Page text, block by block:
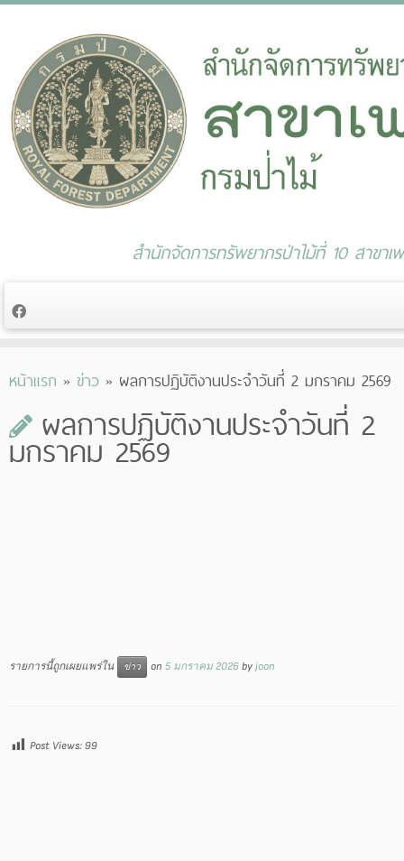
to
สำนักจัดการทรัพยากรป่าไม้ที่ 10 สาขาเ
หน้าแรก » ข่าว » ผลการปฏิบัติงานประจำวันที่ 2 มกราคม 2569
ผลการปฏิบัติงานประจำวันที่ 2
มกราคม 2569
รายการนี้ถูกเผยแพร่ใน ข่าว on 5 มกราคม 2026 by joon
Post Views: 99